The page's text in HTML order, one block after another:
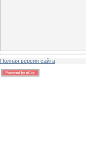
Полная версия сайта